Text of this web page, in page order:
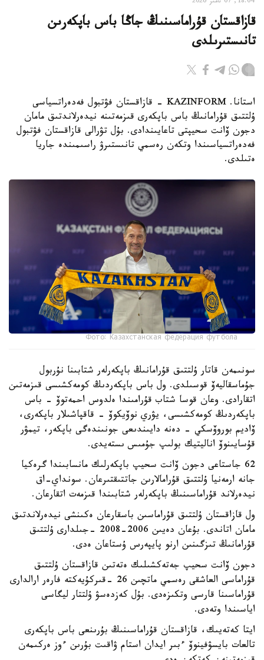
قازاقستان قۇراماسىنىڭ جاڭا باس باپكەرىن
تانىستىرىلدى
استانا. KAZINFORM - قازاقستان فۋتبول فەدەراتسياسى
ۇلتتىق قۇرامانىڭ باس باپكەرى قىزمەتىنە نيدەرلاندتىق مامان
دجون ۆانت سحيپتى تاعايىندادى. بۇل تۋرالى قازاقستان فۋتبول
فەدەراتسياسىندا وتكەن رەسمي تانىستىرۋ راسىمىندە جاريا
ەتىلدى.
Фото: Казахстанская федерация футбола
سونىمەن قاتار ۇلتتىق قۇرامانىڭ باپكەرلەر شتابىنا نۇربول
جۇماسقاليەۆ قوسىلدى. ول باس باپكەردىڭ كومەكشىسى قىزمەتىن
اتقارادى. وعان قوسا شتاب قۇرامىندا ەلدوس احمەتوۆ - باس
باپكەردىڭ كومەكشىسى، يۋري نوۆيكوۆ - قاقپاشىلار باپكەرى،
ۆاديم بوروۆسكي - دەنە دايىندىعى جونىندەگى باپكەر، تيمۋر
قۇسايىنوۆ اناليتيك بولىپ جۇمىس ىستەيدى.
62 جاستاعى دجون ۆانت سحيپ باپكەرلىك مانسابىندا گرەكيا
جانە ارمەنيا ۇلتتىق قۇرامالارىن جاتتىقتىرعان. سونداي-اق
نيدەرلاند قۇراماسىنىڭ باپكەرلەر شتابىندا قىزمەت اتقارعان.
ول قازاقستان ۇلتتىق قۇراماسىن باسقارعان ەكىنشى نيدەرلاندتىق
مامان اتاندى. بۇعان دەيىن 2006-2008 -جىلدارى ۇلتتىق
قۇرامانىڭ تىزگىنىن ارنو پايپەرس ۇستاعان ەدى.
دجون ۆانت سحيپ جەتەكشىلىك ەتەتىن قازاقستان ۇلتتىق
قۇراماسى العاشقى رەسمي ماتچىن 26 -قىركۇيەكتە فارەر ارالدارى
قۇراماسىنا قارسى وتكىزەدى. بۇل كەزدەسۋ ۇلتتار ليگاسى
اياسىندا وتەدى.
ايتا كەتەيىك، قازاقستان قۇراماسىنىڭ بۇرىنعى باس باپكەرى
تالعات بايسۋفينوۆ ءبىر ايدان استام ۋاقىت بۇرىن ءوز ەركىمەن